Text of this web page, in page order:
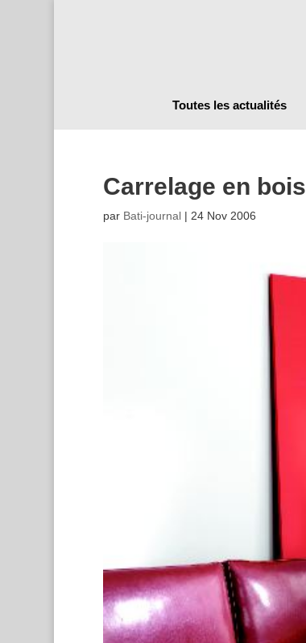
Toutes les actualités
Carrelage en bois
par Bati-journal| 24 Nov 2006